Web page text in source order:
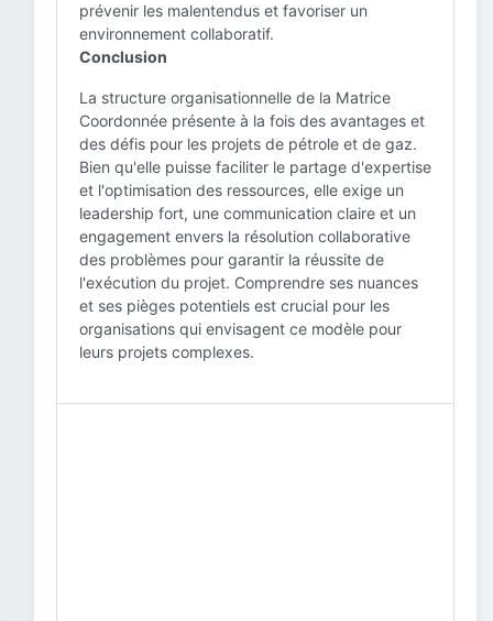
prévenir les malentendus et favoriser un
environnement collaboratif.
Conclusion
La structure organisationnelle de la Matrice
Coordonnée présente à la fois des avantages et
des défis pour les projets de pétrole et de gaz.
Bien qu'elle puisse faciliter le partage d'expertise
et l'optimisation des ressources, elle exige un
leadership fort, une communication claire et un
engagement envers la résolution collaborative
des problèmes pour garantir la réussite de
l'exécution du projet. Comprendre ses nuances
et ses pièges potentiels est crucial pour les
organisations qui envisagent ce modèle pour
leurs projets complexes.